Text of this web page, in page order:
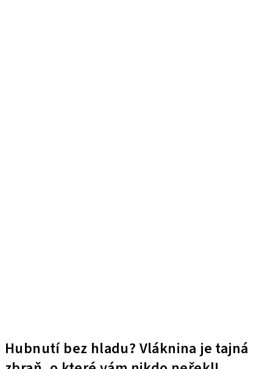
Hubnutí bez hladu? Vláknina je tajná